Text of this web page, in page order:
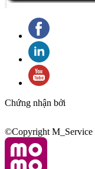
Chứng nhận bởi
©Copyright M_Service